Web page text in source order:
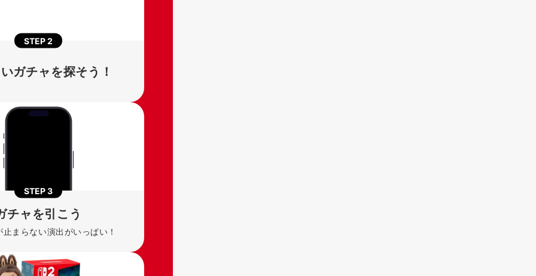
STEP2
ガチャを探そう！
STEP3
チャを引こう
まらない演出がいっぱい！